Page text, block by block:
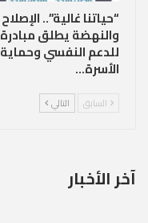
“حياتنا غالية”.. الإصلاح
والنهضة يطلق مبادرة
للدعم النفسي وحماية
الأسرة…
السابق التالي
آخر الأخبار